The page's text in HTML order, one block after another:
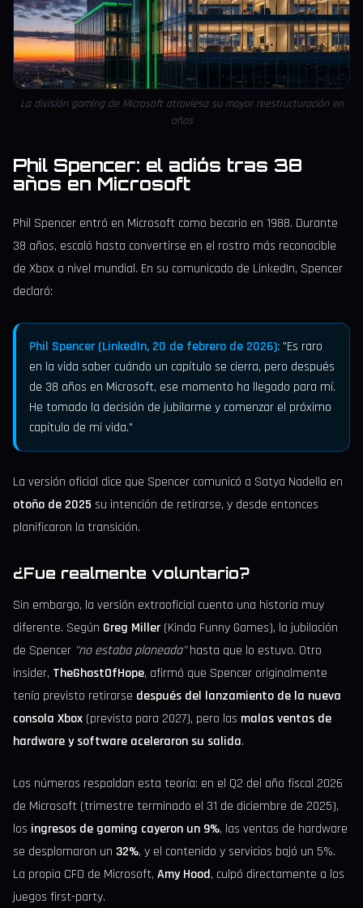
La división gaming de Microsoft atraviesa su mayor reestructuración en
años
Phil Spencer: el adiós tras 38
años en Microsoft
Phil Spencer entró en Microsoft como becario en 1988. Durante
38 años, escaló hasta convertirse en el rostro más reconocible
de Xbox a nivel mundial. En su comunicado de LinkedIn, Spencer
declaró:
Phil Spencer (LinkedIn, 20 de febrero de 2026): "Es raro
en la vida saber cuándo un capítulo se cierra, pero después
de 38 años en Microsoft, ese momento ha llegado para mí.
He tomado la decisión de jubilarme y comenzar el próximo
capítulo de mi vida."
La versión oficial dice que Spencer comunicó a Satya Nadella en
otoño de 2025 su intención de retirarse, y desde entonces
planificaron la transición.
¿Fue realmente voluntario?
Sin embargo, la versión extraoficial cuenta una historia muy
diferente. Según Greg Miller (Kinda Funny Games), la jubilación
de Spencer "no estaba planeada"hasta que lo estuvo. Otro
insider, TheGhostOfHope, afirmó que Spencer originalmente
tenía previsto retirarse después del lanzamiento de la nueva
consola Xbox (prevista para 2027), pero las malas ventas de
hardware y software aceleraron su salida.
Los números respaldan esta teoría: en el Q2 del año fiscal 2026
de Microsoft (trimestre terminado el 31 de diciembre de 2025),
los ingresos de gaming cayeron un 9%, las ventas de hardware
se desplomaron un 32%, y el contenido y servicios bajó un 5%.
La propia CFO de Microsoft, Amy Hood, culpó directamente a los
juegos first-party.